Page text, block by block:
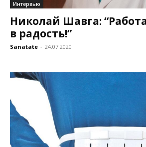
Интервью
Николай Шавга:
в радость!”
Sanatate - 24.07.2020